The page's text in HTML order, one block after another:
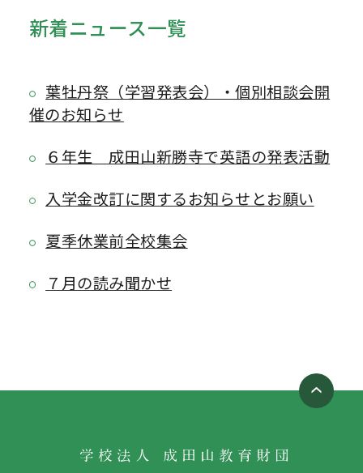
新着ニュース一覧
葉牡丹祭（学習発表会）・個別相談会開
催のお知らせ
６年生 成田山新勝寺で英語の発表活動
入学金改訂に関するお知らせとお願い
夏季休業前全校集会
７月の読み聞かせ